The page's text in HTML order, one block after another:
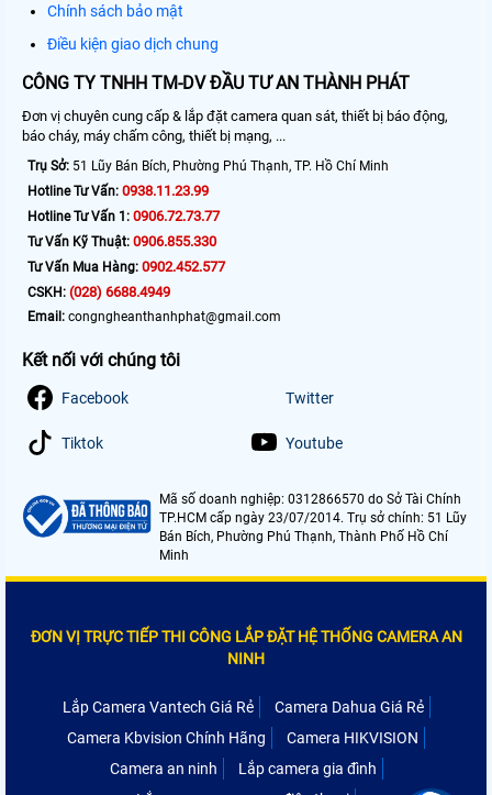
Chính sách bảo mật
Điều kiện giao dịch chung
CÔNG TY TNHH TM-DV ĐẦU TƯ AN THÀNH PHÁT
Đơn vị chuyên cung cấp & lắp đặt camera quan sát, thiết bị báo động,
báo cháy, máy chấm công, thiết bị mạng, ...
Trụ Sở: 51 Lũy Bán Bích, Phường Phú Thạnh, TP. Hồ Chí Minh
Hotline Tư Vấn: 0938.11.23.99
Hotline Tư Vấn 1: 0906.72.73.77
Tư Vấn Kỹ Thuật: 0906.855.330
Tư Vấn Mua Hàng: 0902.452.577
CSKH: (028) 6688.4949
Email: congngheanthanhphat@gmail.com
Kết nối với chúng tôi
Facebook Twitter
Tiktok Youtube
Mã số doanh nghiệp: 0312866570 do Sở Tài Chính
TP.HCM cấp ngày 23/07/2014. Trụ sở chính: 51 Lũy
Bán Bích, Phường Phú Thạnh, Thành Phố Hồ Chí
Minh
ĐƠN VỊ TRỰC TIẾP THI CÔNG LẮP ĐẶT HỆ THỐNG CAMERA AN
NINH
Lắp Camera Vantech Giá Rẻ
Camera Dahua Giá Rẻ
Camera Kbvision Chính Hãng
Camera HIKVISION
Camera an ninh
Lắp camera gia đình